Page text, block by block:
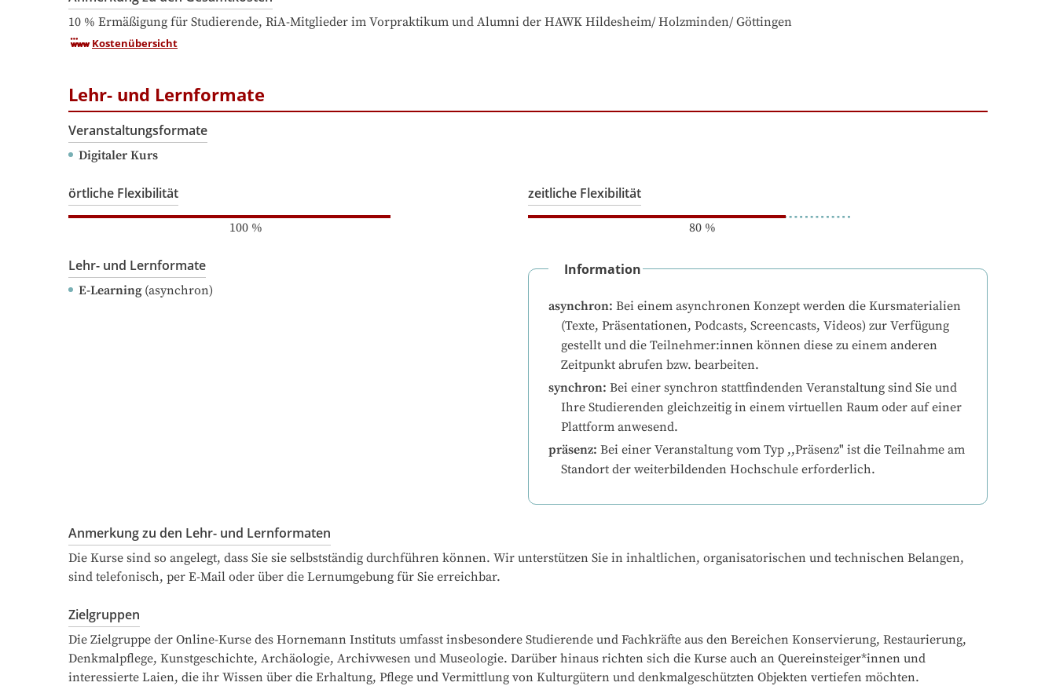
10 % Ermäßigung für Studierende, RiA-Mitglieder im Vorpraktikum und Alumni der HAWK Hildesheim/ Holzminden/ Göttingen
Kostenübersicht
Lehr- und Lernformate
Veranstaltungsformate
Digitaler Kurs
örtliche Flexibilität
100%
zeitliche Flexibilität
80%
Lehr- und Lernformate
E-Learning(asynchron)
Information
asynchron: Bei einem asynchronen Konzept werden die Kursmaterialien
(Texte, Präsentationen, Podcasts, Screencasts, Videos) zur Verfügung
gestellt und die Teilnehmer:innen können diese zu einem anderen
Zeitpunkt abrufen bzw. bearbeiten.
synchron: Bei einer synchron stattfindenden Veranstaltung sind Sie und
Ihre Studierenden gleichzeitig in einem virtuellen Raum oder auf einer
Plattform anwesend.
präsenz: Bei einer Veranstaltung vom Typ ,,Präsenz" ist die Teilnahme am
Standort der weiterbildenden Hochschule erforderlich.
Anmerkung zu den Lehr- und Lernformaten
Die Kurse sind so angelegt, dass Sie sie selbstständig durchführen können. Wir unterstützen Sie in inhaltlichen, organisatorischen und technischen Belangen,
sind telefonisch, per E-Mail oder über die Lernumgebung für Sie erreichbar.
Zielgruppen
Die Zielgruppe der Online-Kurse des Hornemann Instituts umfasst insbesondere Studierende und Fachkräfte aus den Bereichen Konservierung, Restaurierung,
Denkmalpflege, Kunstgeschichte, Archäologie, Archivwesen und Museologie. Darüber hinaus richten sich die Kurse auch an Quereinsteiger*innen und
interessierte Laien, die ihr Wissen über die Erhaltung, Pflege und Vermittlung von Kulturgütern und denkmalgeschützten Objekten vertiefen möchten.